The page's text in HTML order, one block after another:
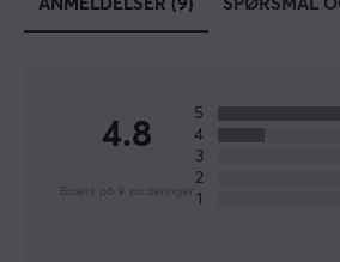
Hver enkelt gamer bygger sakte,
SPESIFIKASJONER
DIMENSJON & VEKT
Tykkhet
ANMELDELSER (9) SPØRSMÅL
4.8
Basert på 9 vurderinger
5
4
3
2
1